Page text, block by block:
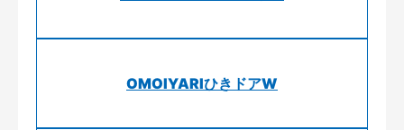
OMOIYARIひきドアW